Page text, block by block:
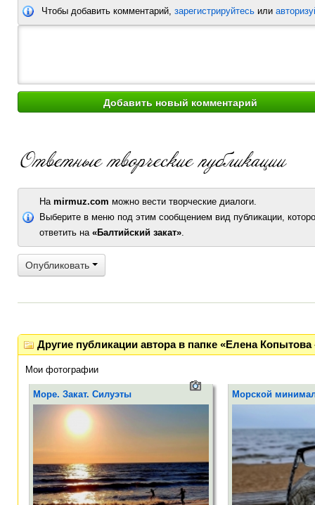
Чтобы добавить комментарий, зарегистрируйтесь или
На mirmuz.com можно вести творческие диалоги.
Выберите в меню под этим сообщением вид публикации,
ответить на «Балтийский закат»
Опубликовать
Другие публикации автора в папке «Елена Копытова
Мои фотографии
Море. Закат. Силуэты Морской